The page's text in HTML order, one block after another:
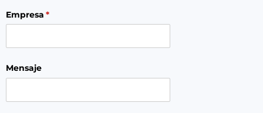
Empresa *
(necesario)
Mensaje